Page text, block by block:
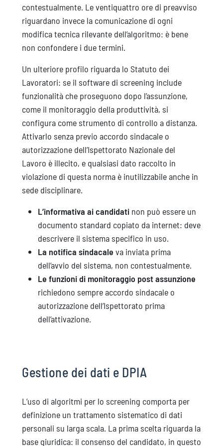
contestualmente. Le ventiquattro ore di preavviso
riguardano invece la comunicazione di ogni
modifica tecnica rilevante dell’algoritmo: è bene
non confondere i due termini.
Un ulteriore profilo riguarda lo Statuto dei
Lavoratori: se il software di screening include
funzionalità che proseguono dopo l’assunzione,
come il monitoraggio della produttività, si
configura come strumento di controllo a distanza.
Attivarlo senza previo accordo sindacale o
autorizzazione dell’Ispettorato Nazionale del
Lavoro è illecito, e qualsiasi dato raccolto in
violazione di questa norma è inutilizzabile anche in
sede disciplinare.
L’informativa ai candidati non può essere un
documento standard copiato da internet: deve
descrivere il sistema specifico in uso.
La notifica sindacale va inviata prima
dell’avvio del sistema, non contestualmente.
Le funzioni di monitoraggio post assunzione
richiedono sempre accordo sindacale o
autorizzazione dell’Ispettorato prima
dell’attivazione.
Gestione dei dati e DPIA
L’uso di algoritmi per lo screening comporta per
definizione un trattamento sistematico di dati
personali su larga scala. La prima scelta riguarda la
base giuridica: il consenso del candidato, in questo